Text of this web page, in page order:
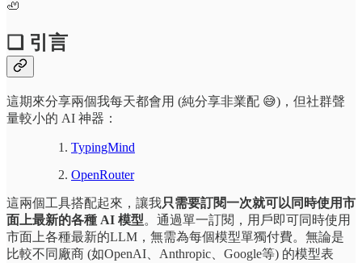
🦥
❏ 引言
這期來分享兩個我每天都會用 (純分享非業配 😅)，但社群聲
量較小的 AI 神器：
TypingMind
OpenRouter
這兩個工具搭配起來，讓我只需要訂閱一次就可以同時使用市
面上最新的各種 AI 模型。通過單一訂閱，用戶即可同時使用
市面上各種最新的LLM，無需為每個模型單獨付費。無論是
比較不同廠商 (如OpenAI、Anthropic、Google等) 的模型表